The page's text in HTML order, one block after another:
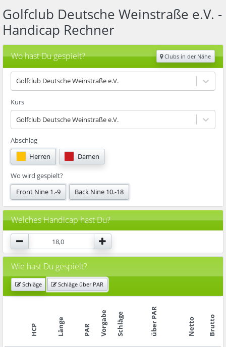
Golfclub Deutsche Weinstraße e.V. -
Handicap Rechner
Wo hast Du gespielt? Clubs in der Nähe
Golfclub Deutsche Weinstraße e.V.
Kurs
Golfclub Deutsche Weinstraße e.V.
Abschlag
Herren
Damen
Wo wird gespielt?
Front Nine 1.-9
Back Nine 10.-18
Welches Handicap hast Du?
Wie hast Du gespielt?
Schläge Schläge über PAR
HCP Länge PAR Vorgabe Schläge über PAR Netto Brutto